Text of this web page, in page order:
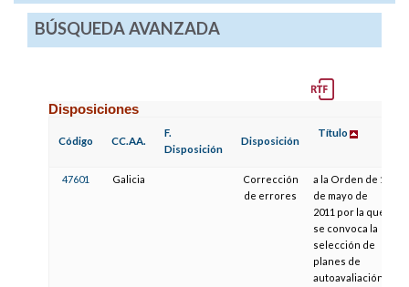
BÚSQUEDA AVANZADA
Disposiciones
Código CC.AA.
F.
Disposición
Disposición
Título
47601 Galicia
Corrección
de errores
a la Orden de 13
de mayo de
2011 por la que
se convoca la
selección de
planes de
autoavaliación y